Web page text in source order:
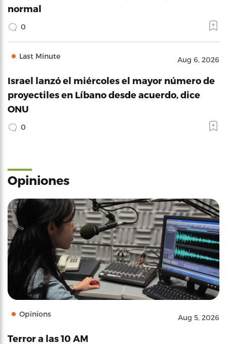
normal
0
Last Minute Aug 6, 2026
Israel lanzó el miércoles el mayor número de
proyectiles en Líbano desde acuerdo, dice
ONU
0
Opiniones
Opinions Aug 5, 2026
Terror a las 10 AM